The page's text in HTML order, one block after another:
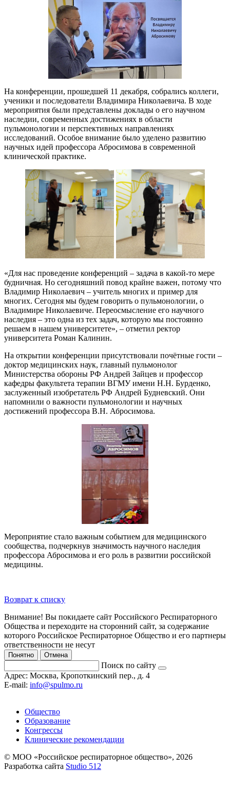
На конференции, прошедшей 11 декабря, собрались коллеги,
ученики и последователи Владимира Николаевича. В ходе
мероприятия были представлены доклады о его научном
наследии, современных достижениях в области
пульмонологии и перспективных направлениях
исследований. Особое внимание было уделено развитию
научных идей профессора Абросимова в современной
клинической практике.
«Для нас проведение конференций – задача в какой-то мере
будничная. Но сегодняшний повод крайне важен, потому что
Владимир Николаевич – учитель многих и пример для
многих. Сегодня мы будем говорить о пульмонологии, о
Владимире Николаевиче. Переосмысление его научного
наследия – это одна из тех задач, которую мы постоянно
решаем в нашем университете», – отметил ректор
университета Роман Калинин.
На открытии конференции присутствовали почëтные гости –
доктор медицинских наук, главный пульмонолог
Министерства обороны РФ Андрей Зайцев и профессор
кафедры факультета терапии ВГМУ имени Н.Н. Бурденко,
заслуженный изобретатель РФ Андрей Будневский. Они
напомнили о важности пульмонологии и научных
достижений профессора В.Н. Абросимова.
Мероприятие стало важным событием для медицинского
сообщества, подчеркнув значимость научного наследия
профессора Абросимова и его роль в развитии российской
медицины.
Возврат к списку
Внимание! Вы покидаете сайт Российского Респираторного
Общества и переходите на сторонний сайт, за содержание
которого Российское Респираторное Общество и его партнеры
ответственности не несут
Понятно Отмена
Поиск по сайту
Адрес: Москва, Кропоткинский пер., д. 4
E-mail: info@spulmo.ru
Общество
Образование
Конгрессы
Клинические рекомендации
© МОО «Российское респираторное общество», 2026
Разработка сайта Studio 512